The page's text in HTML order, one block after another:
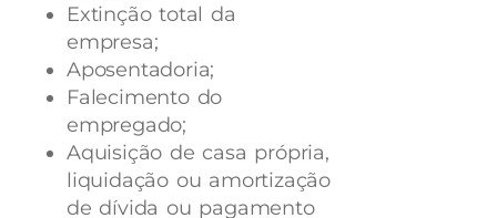
Extinção total da
empresa;
Aposentadoria;
​Falecimento do
empregado;
Aquisição de casa própria,
liquidação ou amortização
de dívida ou pagamento